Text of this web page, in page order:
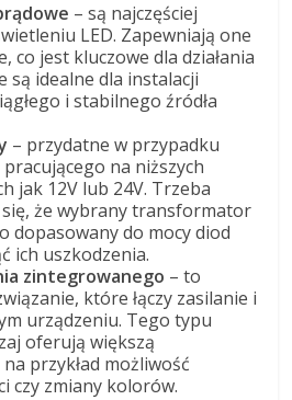
– są najczęściej
LED. Zapewniają one
co jest kluczowe dla działania
są idealne dla instalacji
i stabilnego źródła
– przydatne w przypadku
na niższych
jak 12V lub 24V. Trzeba
że wybrany transformator
dopasowany do mocy diod
ich uszkodzenia.
zintegrowanego – to
które łączy zasilanie i
urządzeniu. Tego typu
oferują większą
przykład możliwość
czy zmiany kolorów.